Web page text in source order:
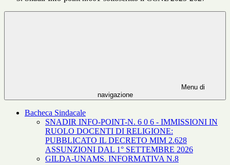
Menu di
navigazione
Bacheca Sindacale
SNADIR INFO-POINT-N. 6 0 6 - IMMISSIONI IN
RUOLO DOCENTI DI RELIGIONE:
PUBBLICATO IL DECRETO MIM 2.628
ASSUNZIONI DAL 1° SETTEMBRE 2026
GILDA-UNAMS. INFORMATIVA N.8